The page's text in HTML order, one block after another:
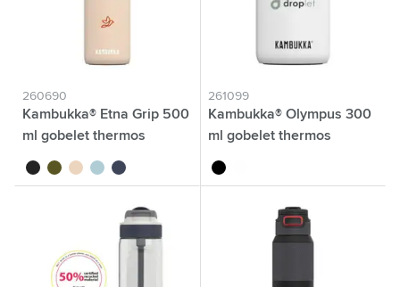
260690
Kambukka® Etna Grip 500
ml gobelet thermos
noir kaki écru
beigebaby bluebleu foncé
261099
Kambukka® Olympus 300
ml gobelet thermos
noir